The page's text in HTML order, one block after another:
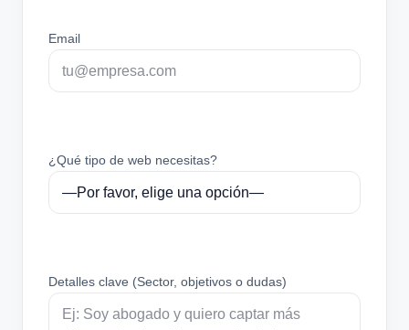
Email
¿Qué tipo de web necesitas?
Detalles clave (Sector, objetivos o dudas)